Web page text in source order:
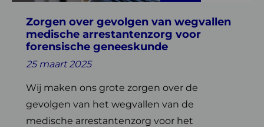
Zorgen over gevolgen van wegvallen
medische arrestantenzorg voor
forensische geneeskunde
25 maart 2025
Wij maken ons grote zorgen over de
gevolgen van het wegvallen van de
medische arrestantenzorg voor het
voor
forensische
geneeskunde